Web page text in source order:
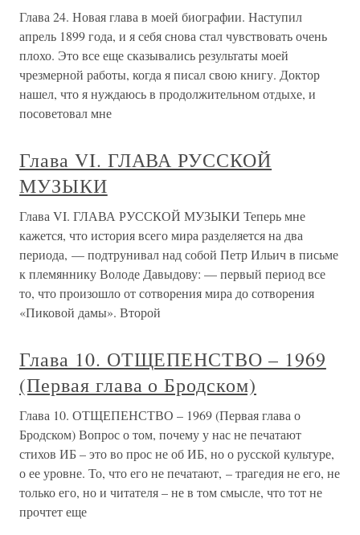
Глава 24. Новая глава в моей биографии. Наступил
апрель 1899 года, и я себя снова стал чувствовать очень
плохо. Это все еще сказывались результаты моей
чрезмерной работы, когда я писал свою книгу. Доктор
нашел, что я нуждаюсь в продолжительном отдыхе, и
посоветовал мне
Глава VI. ГЛАВА РУССКОЙ
МУЗЫКИ
Глава VI. ГЛАВА РУССКОЙ МУЗЫКИ Теперь мне
кажется, что история всего мира разделяется на два
периода, — подтрунивал над собой Петр Ильич в письме
к племяннику Володе Давыдову: — первый период все
то, что произошло от сотворения мира до сотворения
«Пиковой дамы». Второй
Глава 10. ОТЩЕПЕНСТВО – 1969
(Первая глава о Бродском)
Глава 10. ОТЩЕПЕНСТВО – 1969 (Первая глава о
Бродском) Вопрос о том, почему у нас не печатают
стихов ИБ – это во прос не об ИБ, но о русской культуре,
о ее уровне. То, что его не печатают, – трагедия не его, не
только его, но и читателя – не в том смысле, что тот не
прочтет еще